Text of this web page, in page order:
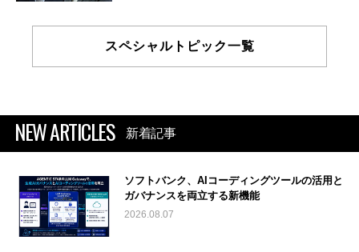
スペシャルトピック一覧
NEW ARTICLES 新着記事
ソフトバンク、AIコーディングツールの活用と
ガバナンスを両立する新機能
2026.08.07